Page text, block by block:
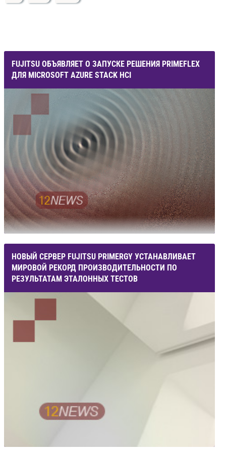
FUJITSU ОБЪЯВЛЯЕТ О ЗАПУСКЕ РЕШЕНИЯ PRIMEFLEX
ДЛЯ MICROSOFT AZURE STACK HCI
НОВЫЙ СЕРВЕР FUJITSU PRIMERGY УСТАНАВЛИВАЕТ
МИРОВОЙ РЕКОРД ПРОИЗВОДИТЕЛЬНОСТИ ПО
РЕЗУЛЬТАТАМ ЭТАЛОННЫХ ТЕСТОВ